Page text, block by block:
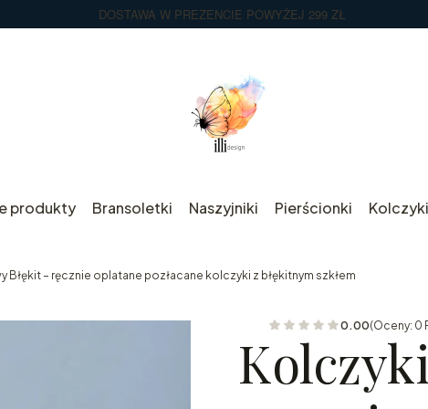
DOSTAWA W PREZENCIE POWYŻEJ 299 ZŁ
produkty Bransoletki Naszyjniki Pierścionki Kolczyki
Błękit – ręcznie oplatane pozłacane kolczyki z błękitnym szkłem
0.00(Oceny: 0